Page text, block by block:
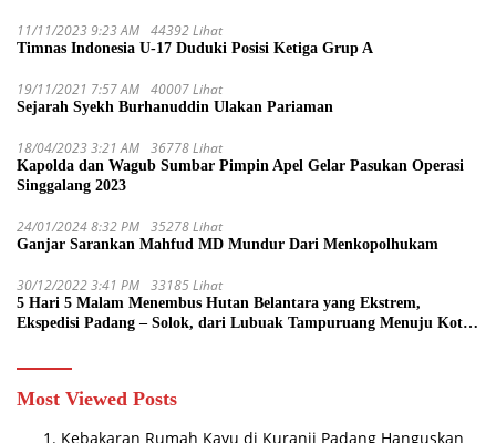
11/11/2023 9:23 AM 44392 Lihat
Timnas Indonesia U-17 Duduki Posisi Ketiga Grup A
19/11/2021 7:57 AM 40007 Lihat
Sejarah Syekh Burhanuddin Ulakan Pariaman
18/04/2023 3:21 AM 36778 Lihat
Kapolda dan Wagub Sumbar Pimpin Apel Gelar Pasukan Operasi
Singgalang 2023
24/01/2024 8:32 PM 35278 Lihat
Ganjar Sarankan Mahfud MD Mundur Dari Menkopolhukam
30/12/2022 3:41 PM 33185 Lihat
5 Hari 5 Malam Menembus Hutan Belantara yang Ekstrem,
Ekspedisi Padang – Solok, dari Lubuak Tampuruang Menuju Koto
Most Viewed Posts
Kebakaran Rumah Kayu di Kuranji Padang Hanguskan